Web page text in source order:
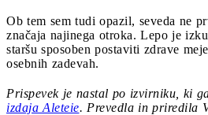
Ob tem sem tudi opazil, seveda ne
značaja najinega otroka. Lepo je
staršu sposoben postaviti zdrave
osebnih zadevah.
Prispevek je nastal po izvirniku, ki
izdaja Aleteie. Prevedla in priredila